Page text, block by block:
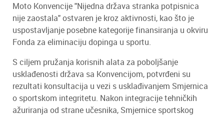
Moto Konvencije "Nijedna država stranka potpisnica
nije zaostala" ostvaren je kroz aktivnosti, kao što je
uspostavljanje posebne kategorije finansiranja u okviru
Fonda za eliminaciju dopinga u sportu.
S ciljem pružanja korisnih alata za poboljšanje
usklađenosti država sa Konvencijom, potvrđeni su
rezultati konsultacija u vezi s usklađivanjem Smjernica
o sportskom integritetu. Nakon integracije tehničkih
ažuriranja od strane učesnika, Smjernice sportskog